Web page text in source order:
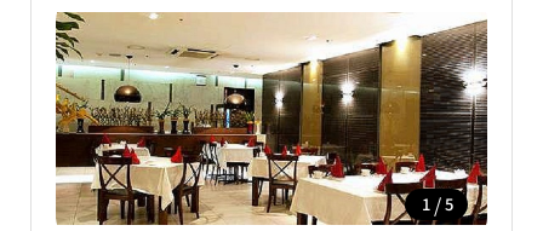
1 / 5